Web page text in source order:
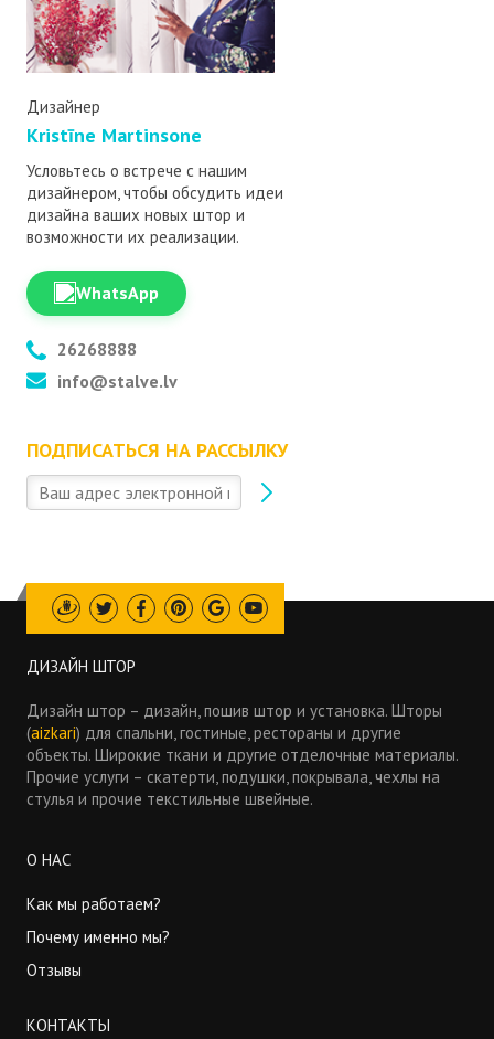
Дизайнер
Kristīne Martinsone
Условьтесь о встрече с нашим
дизайнером, чтобы обсудить идеи
дизайна ваших новых штор и
возможности их реализации.
WhatsApp
26268888
info@stalve.lv
ПОДПИСАТЬСЯ НА РАССЫЛКУ
Draugiem
TwitterFacebookPinterest
GoogleYoutube
ДИЗАЙН ШТОР
Дизайн штор – дизайн, пошив штор и установка. Шторы
(aizkari) для спальни, гостиные, рестораны и другие
объекты. Широкие ткани и другие отделочные материалы.
Прочие услуги – скатерти, подушки, покрывала, чехлы на
стулья и прочие текстильные швейные.
О НАС
Как мы работаем?
Почему именно мы?
Отзывы
КОНТАКТЫ